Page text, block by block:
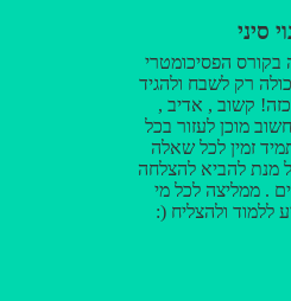
סיני
בקורס הפסיכומטרי
רק לשבח ולהגיד
קשוב , אדיב ,
מוכן לעזור בכל
זמין לכל שאלה
מנת להביא להצלחה
. ממליצה לכל מי
ללמוד ולהצליח (: